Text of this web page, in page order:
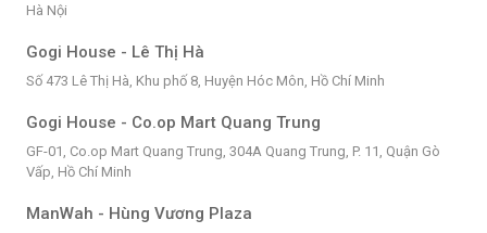
Hà Nội
Gogi House - Lê Thị Hà
Số 473 Lê Thị Hà, Khu phố 8, Huyện Hóc Môn, Hồ Chí Minh
Gogi House - Co.op Mart Quang Trung
GF-01, Co.op Mart Quang Trung, 304A Quang Trung, P. 11, Quận Gò
Vấp, Hồ Chí Minh
ManWah - Hùng Vương Plaza